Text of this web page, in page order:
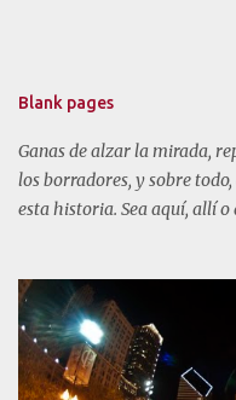
s
Blank pages
Ganas de alzar la mirada,
los borradores, y sobre
esta historia. Sea aquí, allí